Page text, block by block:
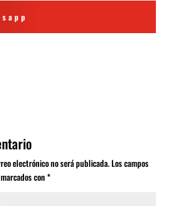
electrónico no será publicada.Los campos
con*